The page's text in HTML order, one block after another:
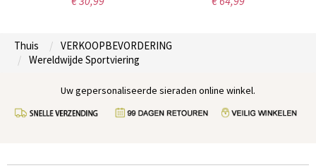
Thuis
VERKOOPBEVORDERING
Wereldwijde Sportviering
Uw gepersonaliseerde sieraden online winkel.